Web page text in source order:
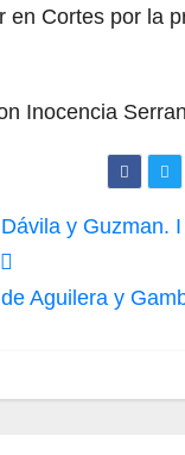
en Cortes por la
Inocencia
y Guzman.
Aguilera y